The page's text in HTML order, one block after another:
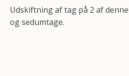
Udskiftning af tag på 2 af
og sedumtage.